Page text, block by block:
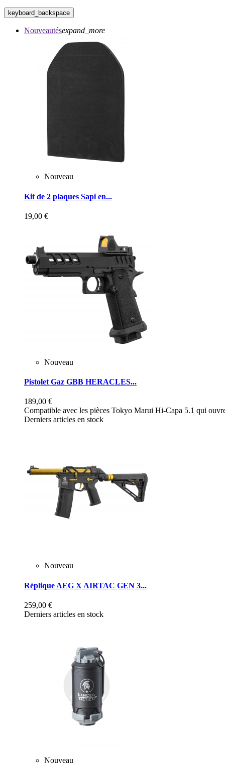
keyboard_backspace
Nouveautésexpand_more
Nouveau
Kit de 2 plaques Sapi en...
19,00 €
Nouveau
Pistolet Gaz GBB HERACLES...
189,00 €
Compatible avec les pièces Tokyo Marui Hi-Capa 5.1 qui
Derniers articles en stock
Nouveau
Réplique AEG X AIRTAC GEN 3...
259,00 €
Derniers articles en stock
Nouveau